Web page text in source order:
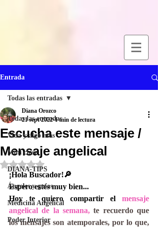
Entrada
Todas las entradas
Vida y algo más
Mini clase
DIANA-TIPS
Ángeles y guías
Medicina Angelical
Poder Interior
Todas las entradas
Escucha este mensaje /
Mensaje angelical
Diana Orozco
21 sept 2022 1 min de lectura
Obtuvo NaN de 5 estrellas.
¡Hola Buscador!🔎
Espero estés muy bien...
Hoy te quiero compartir el mensaje
angelical de la semana, te recuerdo que
los mensajes son atemporales, por lo que,